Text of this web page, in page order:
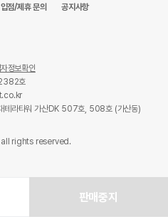
판매중지
입점/제휴 문의 공지사항
정보확인
호
테라타워 가산DK 507호, 508호 (가산동)
rights reserved.